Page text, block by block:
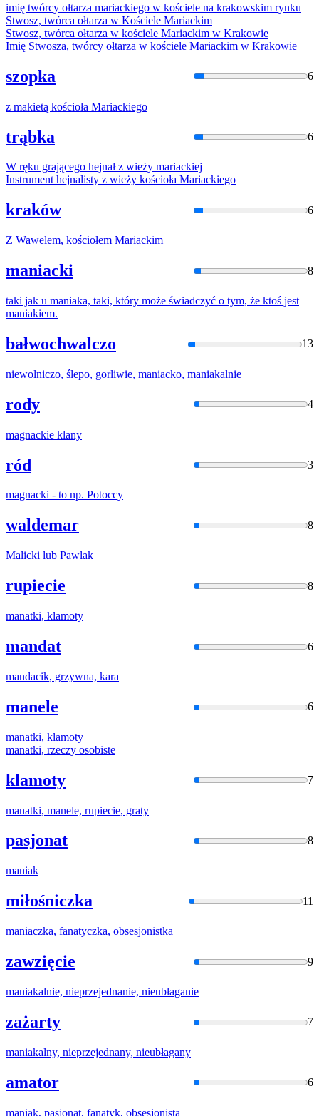
imię twórcy ołtarza mariackiego w kościele na krakowskim rynku
Stwosz, twórca ołtarza w Kościele Mariackim
Stwosz, twórca ołtarza w kościele Mariackim w Krakowie
Imię Stwosza, twórcy ołtarza w kościele Mariackim w Krakowie
szopka 6
z makietą kościoła Mariackiego
trąbka 6
W ręku grającego hejnał z wieży mariackiej
Instrument hejnalisty z wieży kościoła Mariackiego
kraków 6
Z Wawelem, kościołem Mariackim
maniacki 8
taki jak u maniaka, taki, który może świadczyć o tym, że ktoś jest
maniakiem.
bałwochwalczo 13
niewolniczo, ślepo, gorliwie, maniacko, maniakalnie
rody 4
magnackie klany
ród 3
magnacki - to np. Potoccy
waldemar 8
Malicki lub Pawlak
rupiecie 8
manatki, klamoty
mandat 6
mandacik, grzywna, kara
manele 6
manatki, klamoty
manatki, rzeczy osobiste
klamoty 7
manatki, manele, rupiecie, graty
pasjonat 8
maniak
miłośniczka 11
maniaczka, fanatyczka, obsesjonistka
zawzięcie 9
maniakalnie, nieprzejednanie, nieubłaganie
zażarty 7
maniakalny, nieprzejednany, nieubłagany
amator 6
maniak, pasjonat, fanatyk, obsesjonista